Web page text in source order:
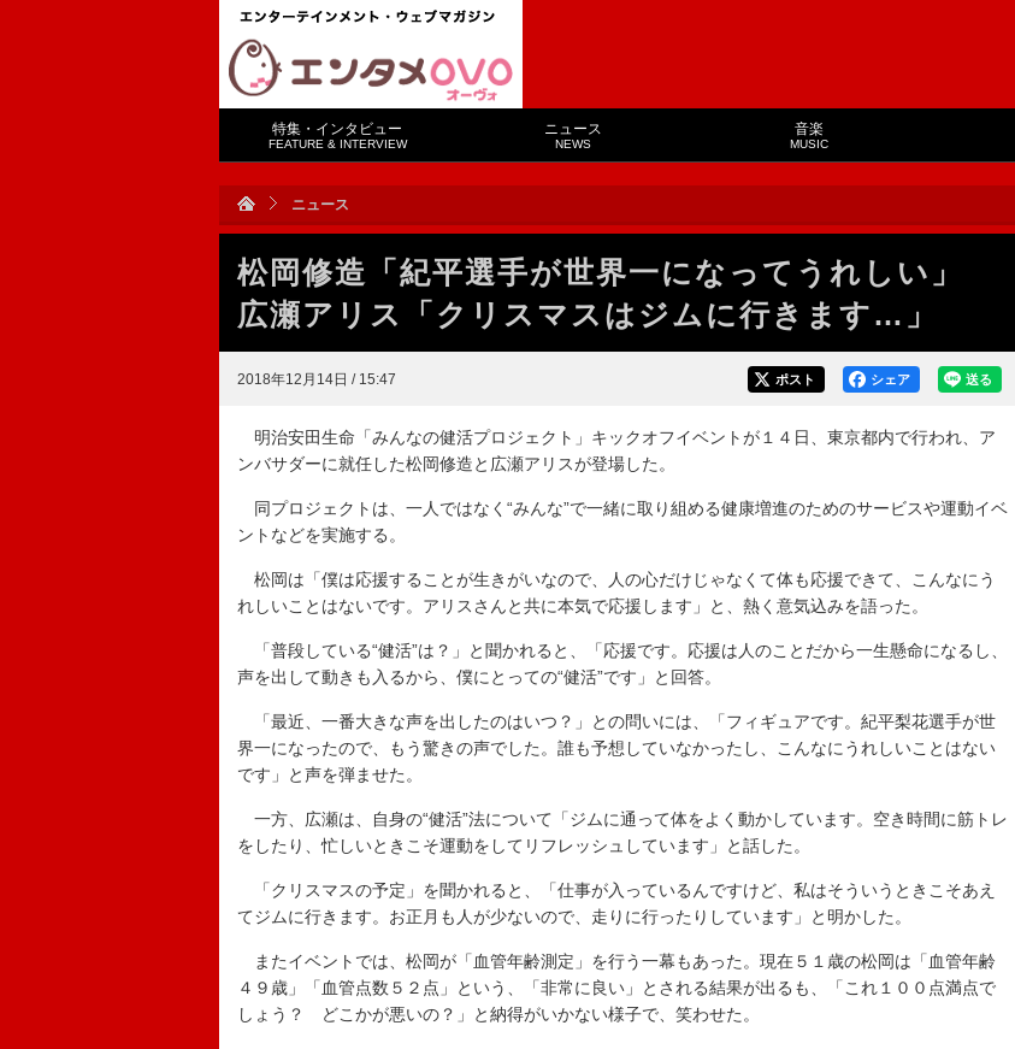
特集・インタビュー
FEATURE & INTERVIEW
ニュース
NEWS
音楽
MUSIC
ニュース
松岡修造「紀平選手が世界一になってうれしい」
広瀬アリス「クリスマスはジムに行きます…」
2018年12月14日 / 15:47 送る
シェア
ポスト
明治安田生命「みんなの健活プロジェクト」キックオフイベントが１４日、東京都内で行われ、ア
ンバサダーに就任した松岡修造と広瀬アリスが登場した。
同プロジェクトは、一人ではなく“みんな”で一緒に取り組める健康増進のためのサービスや運動イベ
ントなどを実施する。
松岡は「僕は応援することが生きがいなので、人の心だけじゃなくて体も応援できて、こんなにう
れしいことはないです。アリスさんと共に本気で応援します」と、熱く意気込みを語った。
「普段している“健活”は？」と聞かれると、「応援です。応援は人のことだから一生懸命になるし、
声を出して動きも入るから、僕にとっての“健活”です」と回答。
「最近、一番大きな声を出したのはいつ？」との問いには、「フィギュアです。紀平梨花選手が世
界一になったので、もう驚きの声でした。誰も予想していなかったし、こんなにうれしいことはない
です」と声を弾ませた。
一方、広瀬は、自身の“健活”法について「ジムに通って体をよく動かしています。空き時間に筋トレ
をしたり、忙しいときこそ運動をしてリフレッシュしています」と話した。
「クリスマスの予定」を聞かれると、「仕事が入っているんですけど、私はそういうときこそあえ
てジムに行きます。お正月も人が少ないので、走りに行ったりしています」と明かした。
またイベントでは、松岡が「血管年齢測定」を行う一幕もあった。現在５１歳の松岡は「血管年齢
４９歳」「血管点数５２点」という、「非常に良い」とされる結果が出るも、「これ１００点満点で
しょう？ どこかが悪いの？」と納得がいかない様子で、笑わせた。